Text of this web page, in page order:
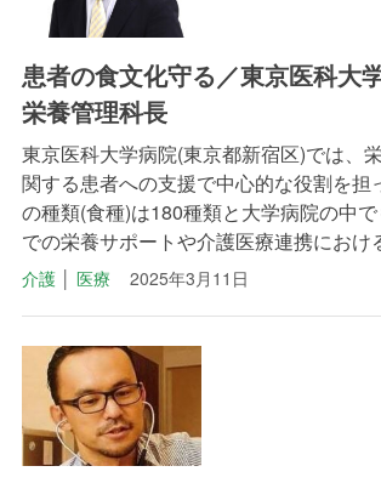
患者の食文化守る／東京医科大
栄養管理科長
東京医科大学病院(東京都新宿区)では、
関する患者への支援で中心的な役割を担
の種類(食種)は180種類と大学病院の中
での栄養サポートや介護医療連携におけ
介護│ 医療 2025年3月11日